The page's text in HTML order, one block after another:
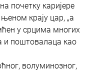
почетку каријере
крају цар, „а
у срцима многих
и поштовалаца као
волуминозног,